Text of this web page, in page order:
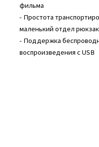
фильма
- Простота
маленький отдел
- Поддержка
воспроизведения с USB